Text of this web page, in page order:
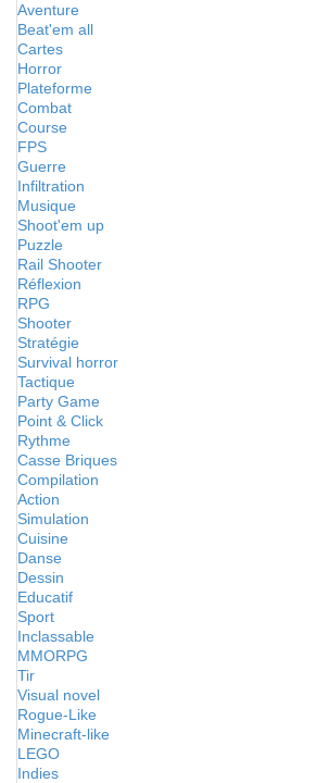
Aventure
Beat'em all
Cartes
Horror
Plateforme
Combat
Course
FPS
Guerre
Infiltration
Musique
Shoot'em up
Puzzle
Rail Shooter
Réflexion
RPG
Shooter
Stratégie
Survival horror
Tactique
Party Game
Point & Click
Rythme
Casse Briques
Compilation
Action
Simulation
Cuisine
Danse
Dessin
Educatif
Sport
Inclassable
MMORPG
Tir
Visual novel
Rogue-Like
Minecraft-like
LEGO
Indies